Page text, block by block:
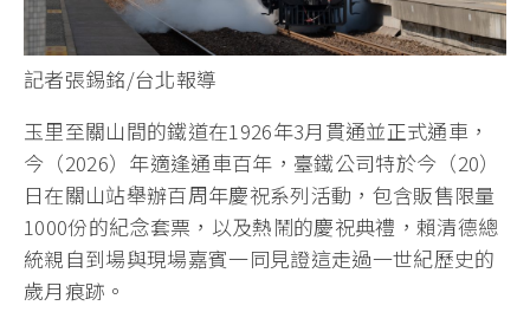
記者張錫銘/台北報導
玉里至關山間的鐵道在1926年3月貫通並正式通車，
今（2026）年適逢通車百年，臺鐵公司特於今（20）
日在關山站舉辦百周年慶祝系列活動，包含販售限量
1000份的紀念套票，以及熱鬧的慶祝典禮，賴清德總
統親自到場與現場嘉賓一同見證這走過一世紀歷史的
歲月痕跡。